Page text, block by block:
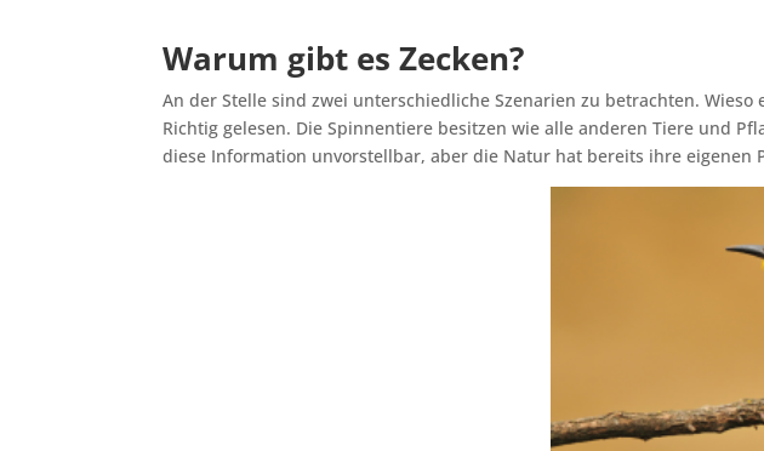
Warum gibt es Zecken?
An der Stelle sind zwei unterschiedliche Szenarien zu betrachten.
Richtig gelesen. Die Spinnentiere besitzen wie alle anderen Tiere und
diese Information unvorstellbar, aber die Natur hat bereits ihre eigenen